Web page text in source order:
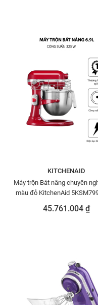
KITCHENAID
Máy trộn Bát nâng chuyên
màu đỏ KitchenAid
45.761.004 ₫